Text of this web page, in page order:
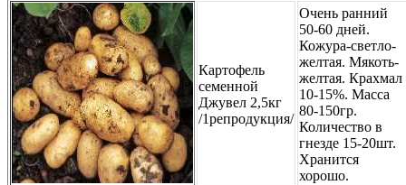
Картофель
семенной
Джувел 2,5кг
/1репродукция/
Очень ранний
50-60 дней.
Кожура-светло-
желтая. Мякоть-
желтая. Крахмал
10-15%. Масса
80-150гр.
Количество в
гнезде 15-20шт.
Хранится
хорошо.